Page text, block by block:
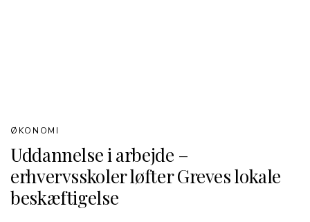
Uddannelse i arbejde –
erhvervsskoler løfter Greves lokale
beskæftigelse
ØKONOMI